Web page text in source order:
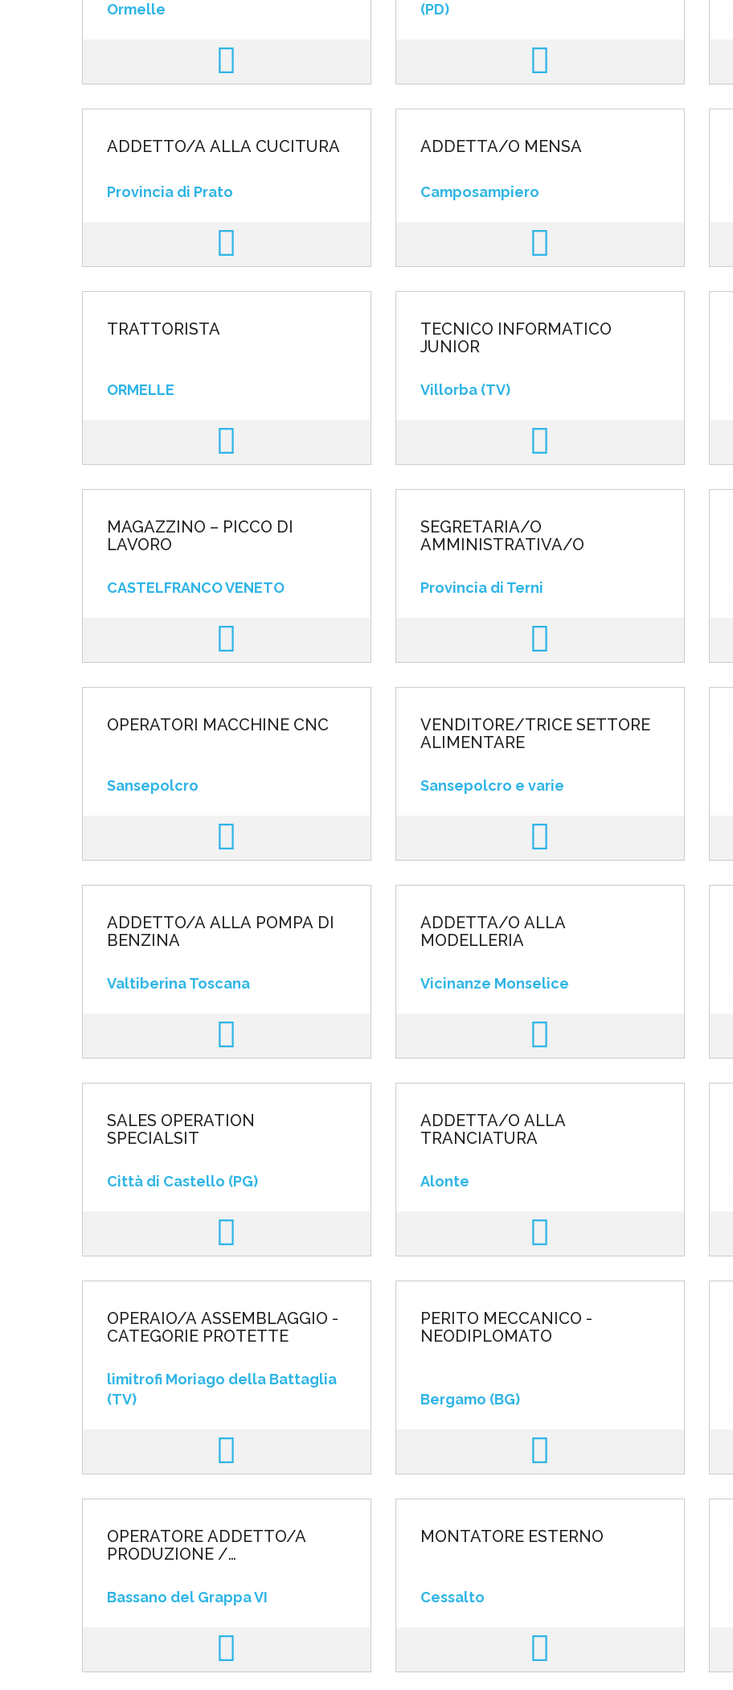
Ormelle
(PD)
ADDETTO/A ALLA CUCITURA
Provincia di Prato
ADDETTA/O MENSA
Camposampiero
TRATTORISTA
ORMELLE
TECNICO INFORMATICO
JUNIOR
Villorba (TV)
MAGAZZINO – PICCO DI
LAVORO
CASTELFRANCO VENETO
SEGRETARIA/O
AMMINISTRATIVA/O
Provincia di Terni
OPERATORI MACCHINE CNC
Sansepolcro
VENDITORE/TRICE SETTORE
ALIMENTARE
Sansepolcro e varie
ADDETTO/A ALLA POMPA DI
BENZINA
Valtiberina Toscana
ADDETTA/O ALLA
MODELLERIA
Vicinanze Monselice
SALES OPERATION
SPECIALSIT
Città di Castello (PG)
ADDETTA/O ALLA
TRANCIATURA
Alonte
OPERAIO/A ASSEMBLAGGIO -
CATEGORIE PROTETTE
limitrofi Moriago della Battaglia
(TV)
PERITO MECCANICO -
NEODIPLOMATO
Bergamo (BG)
OPERATORE ADDETTO/A
PRODUZIONE /
Bassano del Grappa VI
MONTATORE ESTERNO
Cessalto